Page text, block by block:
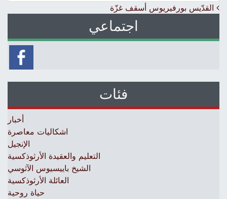
Post navigation
القدّيس بورفيريوس أسقف غزّة
اجتماعي
فئات
أخبار
اشكاليات معاصرة
الإنجيل
التعليم والعقيدة الأرثوذكسية
الشيخ باييسيوس الآثوسي
العائلة الأرثوذكسية
حياة روحية